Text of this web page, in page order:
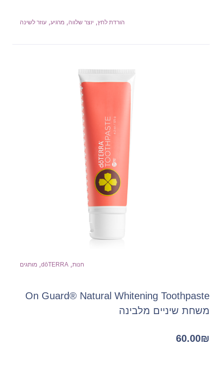
הורדת לחץ, יוצר שלווה, מרגיע, עוזר לשינה
חנות,
dōTERRA
, מותגים
On Guard® Natural Whitening Toothpaste
משחת שיניים מלבינה
60.00₪